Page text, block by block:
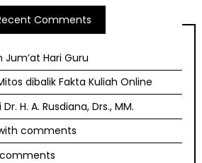
Comments
Jum’at Hari Guru
dibalik Fakta Kuliah Online
H. A. Rusdiana, Drs., MM.
comments